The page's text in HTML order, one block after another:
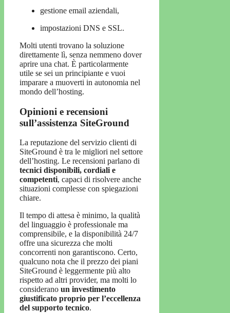
gestione email aziendali,
impostazioni DNS e SSL.
Molti utenti trovano la soluzione
direttamente lì, senza nemmeno dover
aprire una chat. È particolarmente
utile se sei un principiante e vuoi
imparare a muoverti in autonomia nel
mondo dell’hosting.
Opinioni e recensioni
sull’assistenza SiteGround
La reputazione del servizio clienti di
SiteGround è tra le migliori nel settore
dell’hosting. Le recensioni parlano di
tecnici disponibili, cordiali e
competenti, capaci di risolvere anche
situazioni complesse con spiegazioni
chiare.
Il tempo di attesa è minimo, la qualità
del linguaggio è professionale ma
comprensibile, e la disponibilità 24/7
offre una sicurezza che molti
concorrenti non garantiscono. Certo,
qualcuno nota che il prezzo dei piani
SiteGround è leggermente più alto
rispetto ad altri provider, ma molti lo
considerano un investimento
giustificato proprio per l’eccellenza
del supporto tecnico.